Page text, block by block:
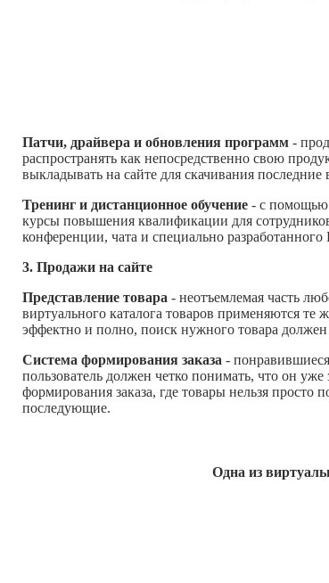
Патчи, драйвера и обновления программ -
распространять как непосредственно свою
выкладывать на сайте для скачивания последние
Тренинг и дистанционное обучение - с помощью
курсы повышения квалификации для
конференции, чата и специально
3. Продажи на сайте
Представление товара - неотъемлемая часть
виртуального каталога товаров применяются
эффектно и полно, поиск нужного товара
Система формирования заказа -
пользователь должен четко понимать, что он
формирования заказа, где товары нельзя просто
последующие.
Одна из